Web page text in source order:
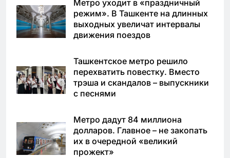
Метро уходит в «праздничный
режим». В Ташкенте на длинных
выходных увеличат интервалы
движения поездов
Ташкентское метро решило
перехватить повестку. Вместо
трэша и скандалов – выпускники
с песнями
Метро дадут 84 миллиона
долларов. Главное – не закопать
их в очередной «великий
прожект»